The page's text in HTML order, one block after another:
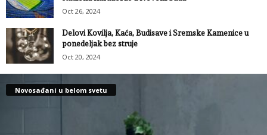
Oct 26, 2024
Delovi Kovilja, Kaća, Budisave i Sremske Kamenice u
ponedeljak bez struje
Oct 20, 2024
Novosađani u belom svetu